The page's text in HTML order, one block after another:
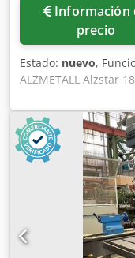
Información de
precio
Estado: nuevo,
ALZMETALL Alzstar
Alzstar 18-T/S
Capacidad de
Rosqueado en acero
GG 20: M 14, Husillo
225-4.300 rpm,
mm, Diámetro de la
– superficie útil:
ancho – distancia: 2
de la máquina mín./
máquina – superficie